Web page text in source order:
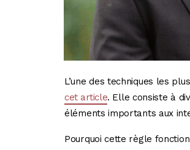
L’une des techniques les
cet article. Elle consiste à
éléments importants aux
Pourquoi cette règle